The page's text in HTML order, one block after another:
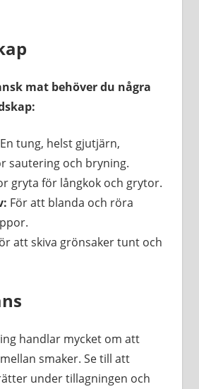
mat behöver du några
En tung, helst gjutjärn,
sautering och bryning.
gryta för långkok och grytor.
För att blanda och röra
att skiva grönsaker tunt och
handlar mycket om att
smaker. Se till att
under tillagningen och